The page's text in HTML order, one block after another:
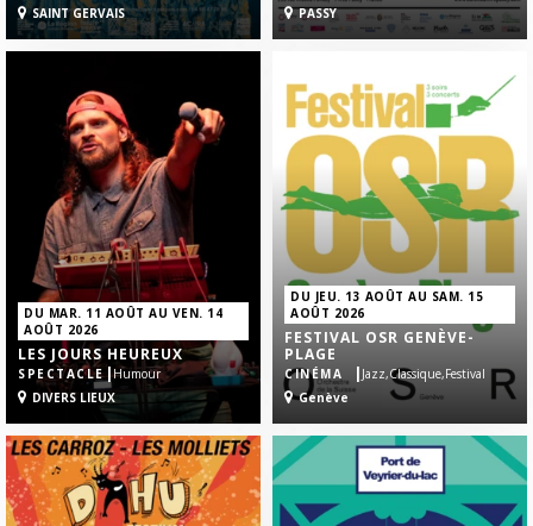
SAINT GERVAIS
PASSY
DU MAR. 11 AOÛT AU VEN. 14
AOÛT 2026
LES JOURS HEUREUX
SPECTACLE|Humour
DIVERS LIEUX
DU JEU. 13 AOÛT AU SAM. 15
AOÛT 2026
FESTIVAL OSR GENÈVE-
PLAGE
CINÉMA | Jazz,Classique,Festival
Genève